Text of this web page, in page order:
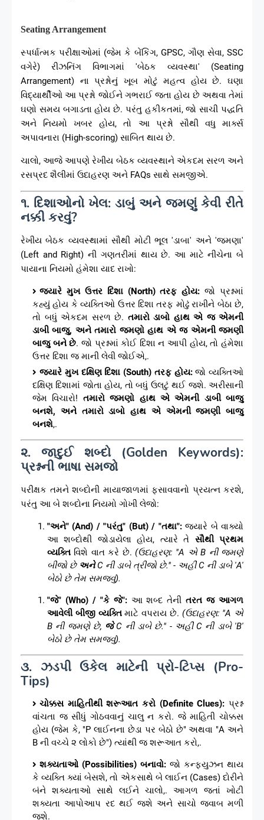
Seating Arrangement
સ્પર્ધાત્મક પરીક્ષાઓમાં (જેમ કે બેંકિંગ, GPSC, ગૌણ સેવા, SSC
વગેરે) રીઝનિંગ વિભાગમાં 'બેઠક વ્યવસ્થા' (Seating
Arrangement) ના પ્રશ્નોનું ખૂબ મોટું મહત્વ હોય છે. ઘણા
વિદ્યાર્થીઓ આ પ્રશ્નો જોઈને ગભરાઈ જતા હોય છે અથવા તેમાં
ઘણો સમય બગાડતા હોય છે. પરંતુ હકીકતમાં, જો સાચી પદ્ધતિ
અને નિયમો ખબર હોય, તો આ પ્રશ્નો સૌથી વધુ માર્ક્સ
અપાવનારા (High-scoring) સાબિત થાય છે.
ચાલો, આજે આપણે રેખીય બેઠક વ્યવસ્થાને એકદમ સરળ અને
રસપ્રદ શૈલીમાં ઉદાહરણ અને FAQs સાથે સમજીએ.
૧. દિશાઓનો ખેલ: ડાબું અને જમણું કેવી રીતે
નક્કી કરવું?
રેખીય બેઠક વ્યવસ્થામાં સૌથી મોટી ભૂલ 'ડાબા' અને 'જમણા'
(Left and Right) ની ગણતરીમાં થાય છે. આ માટે નીચેના બે
પાયાના નિયમો હંમેશા યાદ રાખો:
જ્યારે મુખ ઉત્તર દિશા (North) તરફ હોય: જો પ્રશ્નમાં
કહ્યું હોય કે વ્યક્તિઓ ઉત્તર દિશા તરફ મોઢું રાખીને બેઠા છે,
તો બધું એકદમ સરળ છે. તમારો ડાબો હાથ એ જ એમની
ડાબી બાજુ, અને તમારો જમણો હાથ એ જ એમની જમણી
બાજુ બને છે. જો પ્રશ્નમાં કોઈ દિશા ન આપી હોય, તો હંમેશા
ઉત્તર દિશા જ માની લેવી જોઈએ,.
જ્યારે મુખ દક્ષિણ દિશા (South) તરફ હોય:જો વ્યક્તિઓ
દક્ષિણ દિશામાં જોતા હોય, તો બધું ઉલટું થઈ જશે. અરીસાની
જેમ વિચારો! તમારો જમણો હાથ એ એમની ડાબી બાજુ
બનશે, અને તમારો ડાબો હાથ એ એમની જમણી બાજુ
બનશે,.
૨. જાદુઈ શબ્દો (Golden Keywords):
પ્રશ્નની ભાષા સમજો
પરીક્ષક તમને શબ્દોની માયાજાળમાં ફસાવવાનો પ્રયત્ન કરશે,
પરંતુ આ બે શબ્દોના નિયમો ગોખી લેજો:
"અને" (And) / "પરંતુ" (But) / "તથા":જ્યારે બે વાક્યો
આ શબ્દોથી જોડાયેલા હોય, ત્યારે તે સૌથી પ્રથમ
વ્યક્તિ વિશે વાત કરે છે. (ઉદાહરણ: "A એ B ની જમણે
બીજો છે અનેC ની ડાબે ત્રીજો છે." - અહીં C ની ડાબે 'A'
બેઠો છે તેમ સમજવું).
"જે" (Who) / "કે જે":આ શબ્દ તેનીતરત જ આગળ
આવેલી બીજી વ્યક્તિમાટે વપરાય છે. (ઉદાહરણ: "A એ
B ની જમણે છે, જેC ની ડાબે છે." - અહીં C ની ડાબે 'B'
બેઠો છે તેમ સમજવું).
૩. ઝડપી ઉકેલ માટેની પ્રો-ટિપ્સ (Pro-
Tips)
ચોક્કસ માહિતીથી શરૂઆત કરો (Definite Clues): પ્રશ્ન
વાંચતા જ સીધું ગોઠવવાનું ચાલુ ન કરો. જે માહિતી ચોક્કસ
હોય (જેમ કે, "P લાઈનના છેડા પર બેઠો છે" અથવા "A અને
B ની વચ્ચે ૨ લોકો છે") ત્યાંથી જ શરૂઆત કરો,.
શક્યતાઓ (Possibilities) બનાવો: જો કન્ફ્યુઝન થાય
કે વ્યક્તિ ક્યાં બેસશે, તો એકસાથે બે લાઈન (Cases) દોરીને
બંને શક્યતાઓ સાથે લઈને ચાલો,. આગળ જતાં ખોટી
શક્યતા આપોઆપ રદ થઈ જશે અને સાચો જવાબ મળી
જશે.